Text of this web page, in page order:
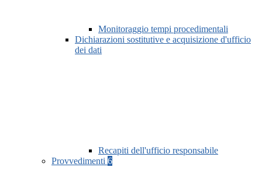
Monitoraggio tempi procedimentali
Dichiarazioni sostitutive e acquisizione d'ufficio
dei dati
Recapiti dell'ufficio responsabile
Provvedimenti 6